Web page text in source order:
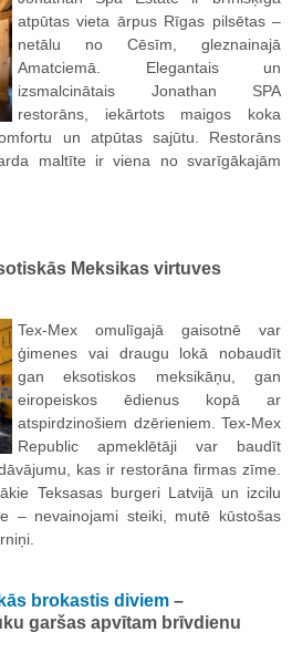
atpūtas vieta ārpus Rīgas pilsētas –
netālu no Cēsīm, gleznainajā
Amatciemā. Elegantais un
izsmalcinātais Jonathan SPA
restorāns, iekārtots maigos koka
un atpūtas sajūtu. Restorāns
maltīte ir viena no svarīgākajām
Meksikas virtuves
Tex-Mex omulīgajā gaisotnē var
ģimenes vai draugu lokā nobaudīt
gan eksotiskos meksikāņu, gan
eiropeiskos ēdienus kopā ar
atspirdzinošiem dzērieniem. Tex-Mex
Republic apmeklētāji var baudīt
kas ir restorāna firmas zīme.
Teksasas burgeri Latvijā un izcilu
– nevainojami steiki, mutē kūstošas
brokastis diviem –
garšas apvītam brīvdienu